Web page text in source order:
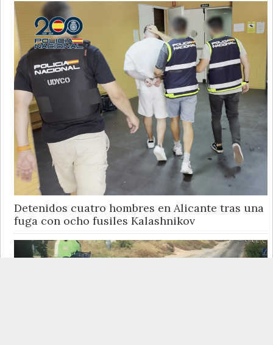
Detenidos cuatro hombres en Alicante tras una
fuga con ocho fusiles Kalashnikov